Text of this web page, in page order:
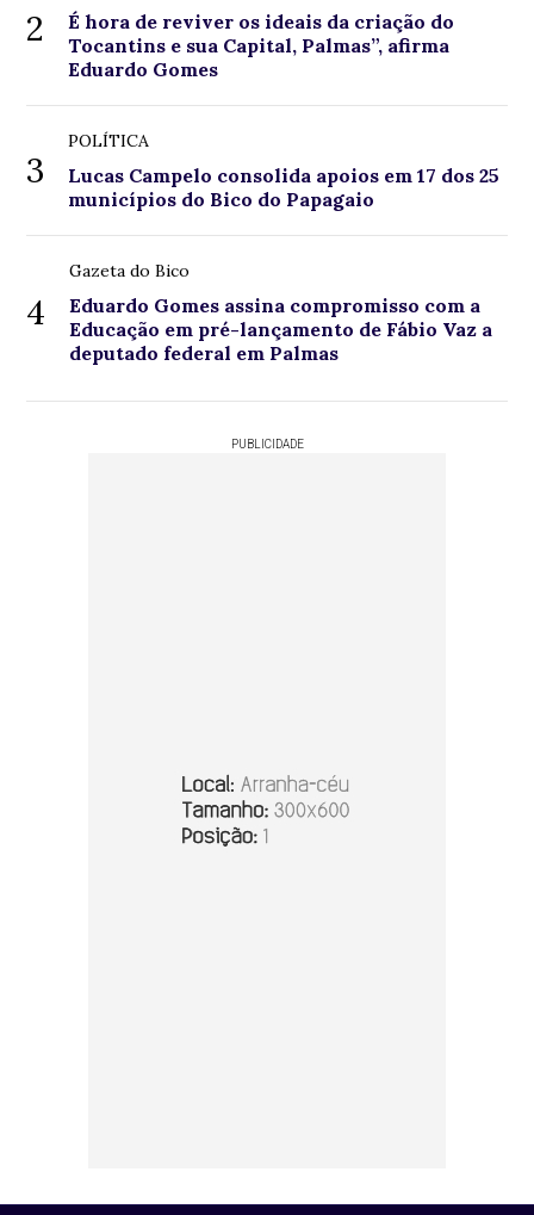
2
É hora de reviver os ideais da criação do
Tocantins e sua Capital, Palmas”, afirma
Eduardo Gomes
3
POLÍTICA
Lucas Campelo consolida apoios em 17 dos 25
municípios do Bico do Papagaio
4
Gazeta do Bico
Eduardo Gomes assina compromisso com a
Educação em pré-lançamento de Fábio Vaz a
deputado federal em Palmas
PUBLICIDADE